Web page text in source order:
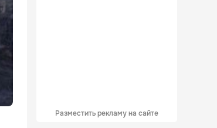
Разместить рекламу на сайте